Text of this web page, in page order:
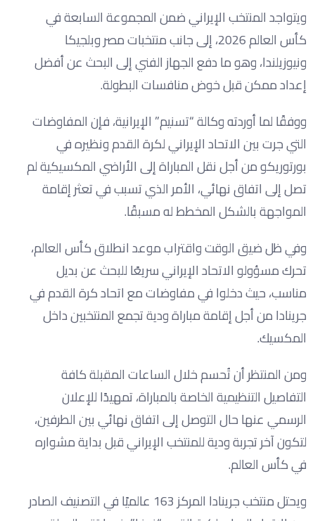
ويتواجد المنتخب الإيراني ضمن المجموعة السابعة في
كأس العالم 2026، إلى جانب منتخبات مصر وبلجيكا
ونيوزيلندا، وهو ما دفع الجهاز الفني إلى البحث عن أفضل
إعداد ممكن قبل خوض منافسات البطولة.
ووفقًا لما أوردته وكالة “تسنيم” الإيرانية، فإن المفاوضات
التي جرت بين الاتحاد الإيراني لكرة القدم ونظيره في
بورتوريكو من أجل نقل المباراة إلى الأراضي المكسيكية لم
تصل إلى اتفاق نهائي، الأمر الذي تسبب في تعثر إقامة
المواجهة بالشكل المخطط له مسبقًا.
وفي ظل ضيق الوقت واقتراب موعد انطلاق كأس العالم،
تحرك مسؤولو الاتحاد الإيراني سريعًا للبحث عن بديل
مناسب، حيث دخلوا في مفاوضات مع اتحاد كرة القدم في
جرينادا من أجل إقامة مباراة ودية تجمع المنتخبين داخل
المكسيك.
ومن المنتظر أن تُحسم خلال الساعات المقبلة كافة
التفاصيل التنظيمية الخاصة بالمباراة، تمهيدًا للإعلان
الرسمي عنها حال التوصل إلى اتفاق نهائي بين الطرفين،
لتكون آخر تجربة ودية للمنتخب الإيراني قبل بداية مشواره
في كأس العالم.
ويحتل منتخب جرينادا المركز 163 عالميًا في التصنيف الصادر